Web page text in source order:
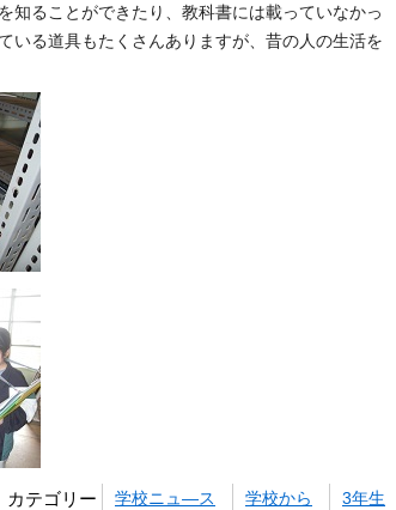
知ることができたり、教科書には載っていなかっ
いる道具もたくさんありますが、昔の人の生活を
カテゴリー 学校ニュ―ス 学校から 3年生